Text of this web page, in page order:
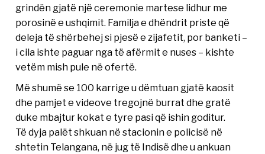
grindën gjatë një ceremonie martese lidhur me
porosinë e ushqimit. Familja e dhëndrit priste që
deleja të shërbehej si pjesë e zijafetit, por banketi –
i cila ishte paguar nga të afërmit e nuses – kishte
vetëm mish pule në ofertë.
Më shumë se 100 karrige u dëmtuan gjatë kaosit
dhe pamjet e videove tregojnë burrat dhe gratë
duke mbajtur kokat e tyre pasi që ishin goditur.
Të dyja palët shkuan në stacionin e policisë në
shtetin Telangana, në jug të Indisë dhe u ankuan